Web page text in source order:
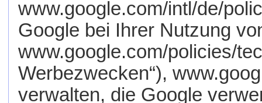
www.google.com/intl/de/
Google bei Ihrer Nutzung
www.google.com/policies/
Werbezwecken“),
verwalten, die Google